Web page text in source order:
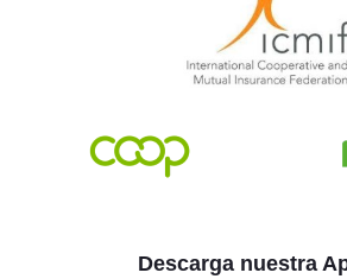
Descarga nuestra